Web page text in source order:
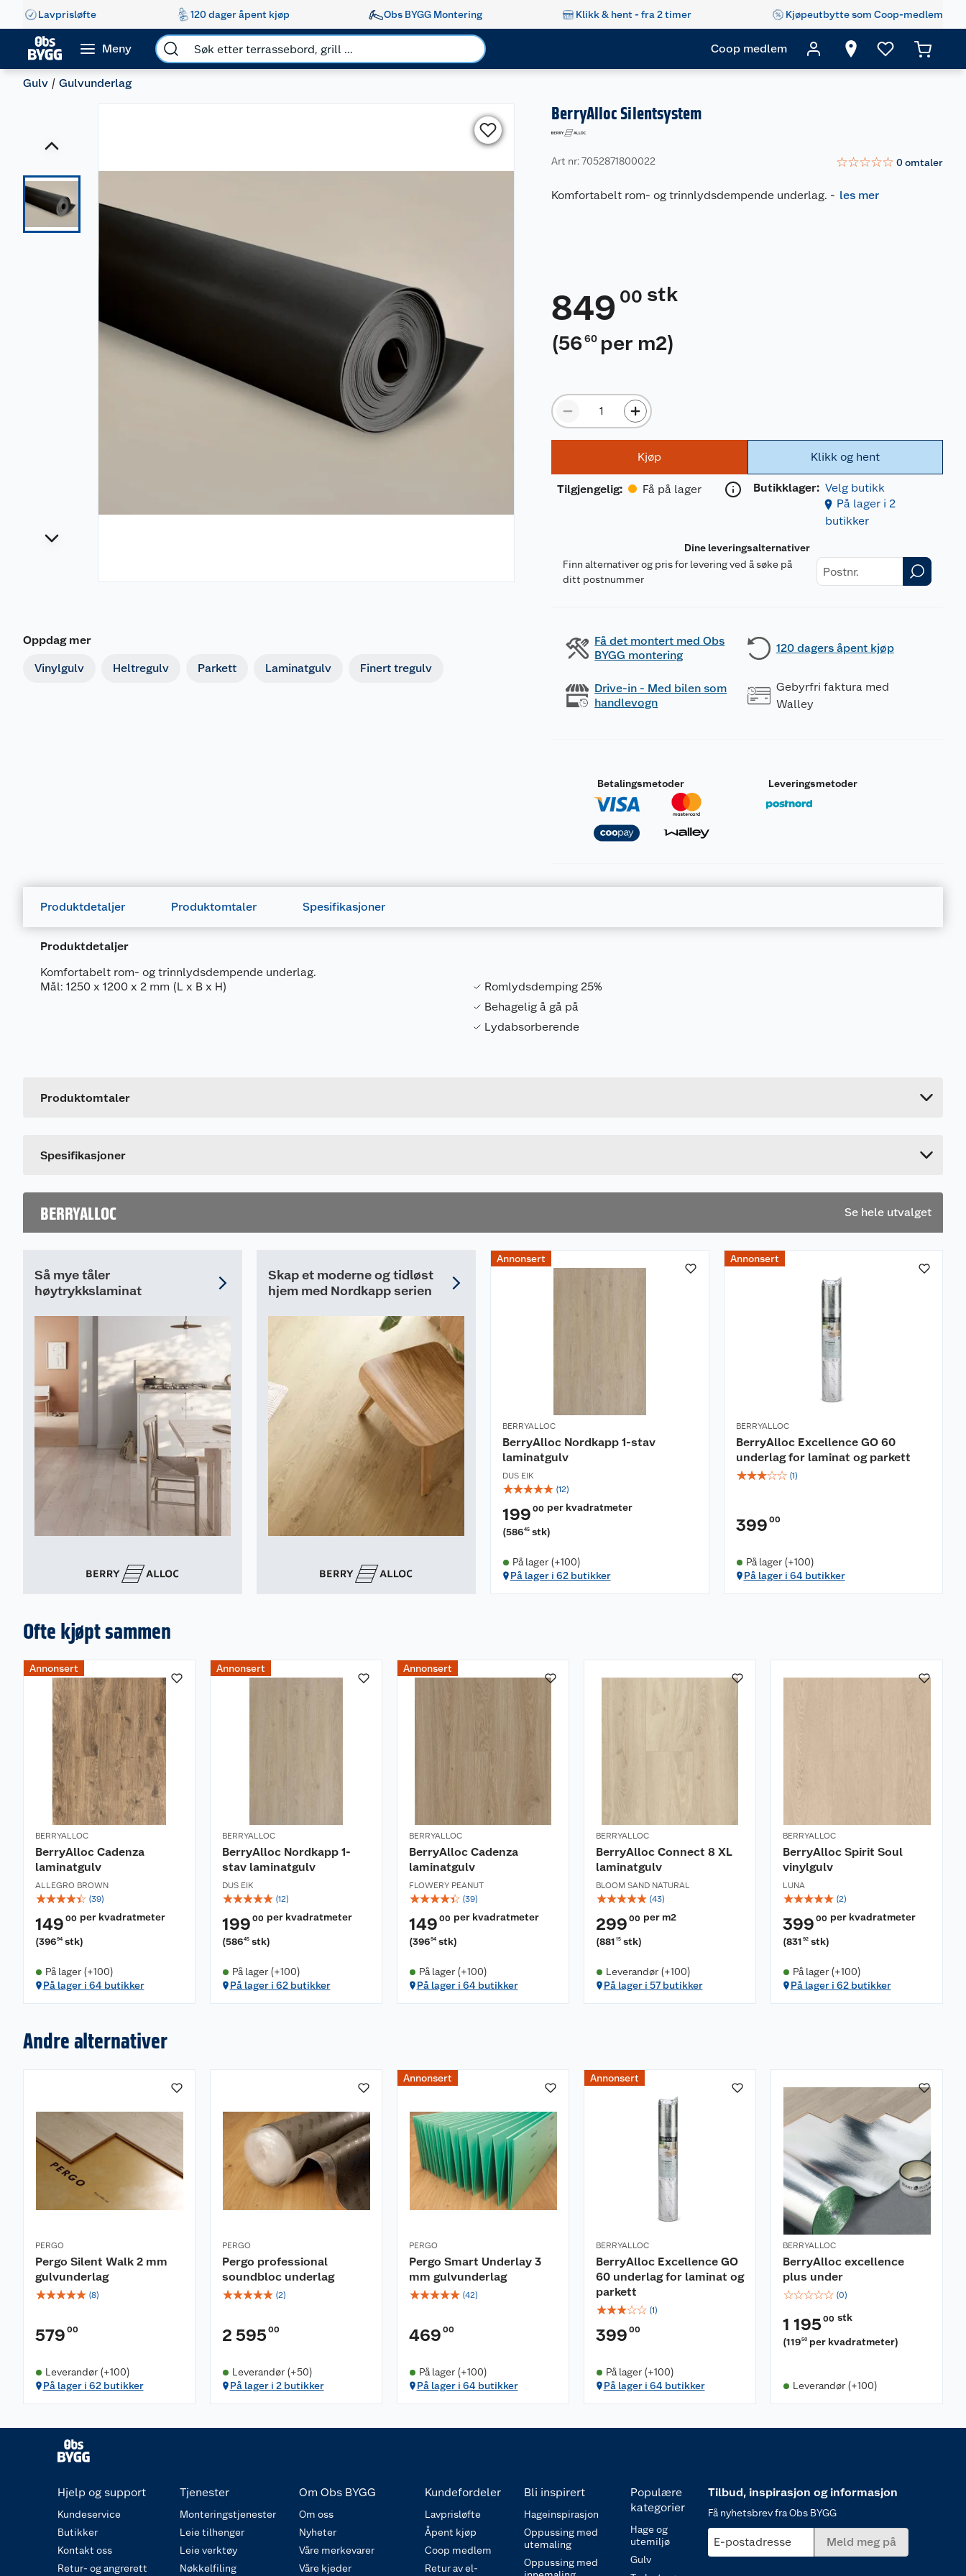
Lavprisløfte 120 dager åpent kjøp Obs BYGG Montering Klikk & hent - fra 2 timer Kjøpeutbytte som Coop-medlem
Meny Coop medlem
Gulv Gulvunderlag
Oppdag mer
Vinylgulv Heltregulv Parkett Laminatgulv Finert tregulv
BerryAlloc Silentsystem
Art nr: 7052871800022 ☆☆☆☆☆ 0omtaler
Komfortabelt rom- og trinnlydsdempende underlag. - les mer
849 00 stk
(5660 per m2)
Kjøp
Tilgjengelig: Få på lager
Klikk og hent
Butikklager: Velg butikk
På lager i 2
butikker
Dine leveringsalternativer
Finn alternativer og pris for levering ved å søke på
ditt postnummer
Få det montert med Obs
BYGG montering
120 dagers åpent kjøp
Drive-in - Med bilen som
handlevogn
Gebyrfri faktura med
Walley
Betalingsmetoder Leveringsmetoder
Produktdetaljer Produktomtaler Spesifikasjoner
Produktdetaljer
Komfortabelt rom- og trinnlydsdempende underlag.
Mål: 1250 x 1200 x 2 mm (L x B x H)
Romlydsdemping 25%
Behagelig å gå på
Lydabsorberende
Produktomtaler
Spesifikasjoner
Leverandørens artikkelnummer
BERRYALLOC Se hele utvalget
Så mye tåler
høytrykkslaminat
Skap et moderne og tidløst
hjem med Nordkapp serien
Annonsert
BERRYALLOC
BerryAlloc Nordkapp 1-stav
laminatgulv
DUS EIK
☆☆☆☆☆ (12)
199 00 per kvadratmeter
(58645 stk)
På lager (+100)
På lager i 62 butikker
Annonsert
BERRYALLOC
BerryAlloc Excellence GO 60
underlag for laminat og parkett
☆☆☆☆☆ (1)
399 00
På lager (+100)
På lager i 64 butikker
Ofte kjøpt sammen
Annonsert
BERRYALLOC
BerryAlloc Cadenza
laminatgulv
ALLEGRO BROWN
☆☆☆☆☆ (39)
149 00 per kvadratmeter
(39694 stk)
På lager (+100)
På lager i 64 butikker
Annonsert
BERRYALLOC
BerryAlloc Nordkapp 1-
stav laminatgulv
DUS EIK
☆☆☆☆☆ (12)
199 00 per kvadratmeter
(58645 stk)
På lager (+100)
På lager i 62 butikker
Annonsert
BERRYALLOC
BerryAlloc Cadenza
laminatgulv
FLOWERY PEANUT
☆☆☆☆☆ (39)
149 00 per kvadratmeter
(39694 stk)
På lager (+100)
På lager i 64 butikker
BERRYALLOC
BerryAlloc Connect 8 XL
laminatgulv
BLOOM SAND NATURAL
☆☆☆☆☆ (43)
299 00 per m2
(881 15 stk)
Leverandør (+100)
På lager i 57 butikker
BERRYALLOC
BerryAlloc Spirit Soul
vinylgulv
LUNA
☆☆☆☆☆ (2)
399 00 per kvadratmeter
(831 92 stk)
På lager (+100)
På lager i 62 butikker
Andre alternativer
PERGO
Pergo Silent Walk 2 mm
gulvunderlag
☆☆☆☆☆ (8)
579 00
Leverandør (+100)
På lager i 62 butikker
PERGO
Pergo professional
soundbloc underlag
☆☆☆☆☆ (2)
2 595 00
Leverandør (+50)
På lager i 2 butikker
Annonsert
PERGO
Pergo Smart Underlay 3
mm gulvunderlag
☆☆☆☆☆ (42)
469 00
På lager (+100)
På lager i 64 butikker
Annonsert
BERRYALLOC
BerryAlloc Excellence GO
60 underlag for laminat og
parkett
☆☆☆☆☆ (1)
399 00
På lager (+100)
På lager i 64 butikker
BERRYALLOC
BerryAlloc excellence
plus under
☆☆☆☆☆ (0)
1 195 00 stk
(11950 per kvadratmeter)
Leverandør (+100)
Hjelp og support
Kundeservice
Butikker
Kontakt oss
Retur- og angrerett
Tjenester
Monteringstjenester
Leie tilhenger
Leie verktøy
Nøkkelfiling
Om Obs BYGG
Om oss
Nyheter
Våre merkevarer
Våre kjeder
Kundefordeler
Lavprisløfte
Åpent kjøp
Coop medlem
Retur av el-
Bli inspirert
Hageinspirasjon
Oppussing med
utemaling
Oppussing med
Populære
kategorier
Hage og
utemiljø
Gulv
Tilbud, inspirasjon og informasjon
Få nyhetsbrev fra Obs BYGG
E-postadresse Meld meg på